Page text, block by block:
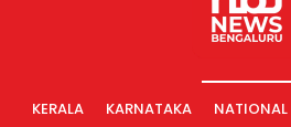
KERALA KARNATAKA NATIONAL